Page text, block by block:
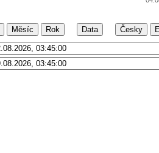
Měsíc Rok Data Česky